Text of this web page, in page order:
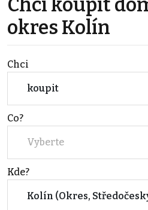
Chci koupit
okres Kolín
Chci
koupit
Co?
Vyberte
Kde?
Kolín (Okres,